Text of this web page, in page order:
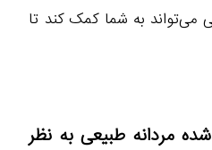
می‌تواند به شما کمک کند تا
مردانه طبیعی به نظر